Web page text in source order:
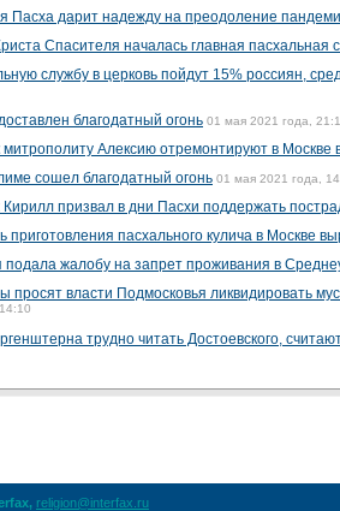
Пасха дарит надежду на преодоление
Спасителя началась главная пасхальная
службу в церковь пойдут 15% россиян,
благодатный огонь 01 мая 2021 года,
Алексию отремонтируют в Москве
сошел благодатный огонь 01 мая 2021 года,
Кирилл призвал в дни Пасхи поддержать
приготовления пасхального кулича в Москве
подала жалобу на запрет проживания в
просят власти Подмосковья ликвидировать
трудно читать Достоевского,
religion@interfax.ru